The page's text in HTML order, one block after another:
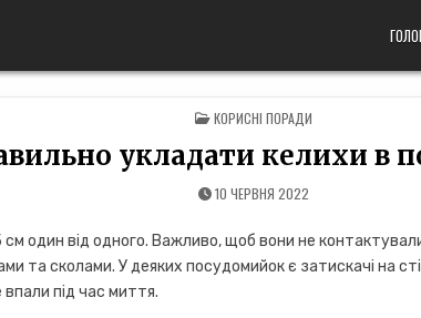
POSTED
IN
КОРИСНІ ПОРАДИ
укладати келихи в
10 ЧЕРВНЯ 2022
один від одного. Важливо, щоб вони не
та сколами. У деяких посудомийок є затискачі на
впали під час миття.